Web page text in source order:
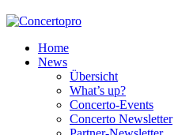
Home
News
Übersicht
What’s up?
Concerto-Events
Concerto Newsletter